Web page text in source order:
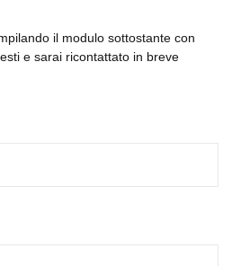
il modulo sottostante con
e sarai ricontattato in breve